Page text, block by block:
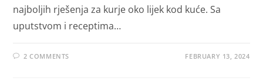
najboljih rješenja za kurje oko lijek kod kuće. Sa
uputstvom i receptima…
2 COMMENTS FEBRUARY 13, 2024